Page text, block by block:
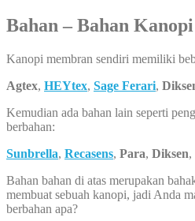
Bahan – Bahan
Kanopi membran sendiri memiliki
Agtex, HEYtex, Sage Ferari,
Kemudian ada bahan lain seperti
berbahan:
Sunbrella, Recasens, Para, Diksen,
Bahan bahan di atas merupakan
membuat sebuah kanopi, jadi Anda
berbahan apa?